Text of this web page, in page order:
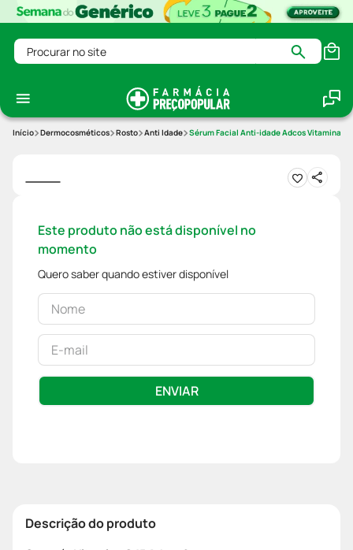
Procurar no site
Dermocosméticos Rosto Anti Idade Sérum Facial Anti-idade Adcos Vitamina C
Este produto não está disponível no
momento
Quero saber quando estiver disponível
ENVIAR
Descrição do produto